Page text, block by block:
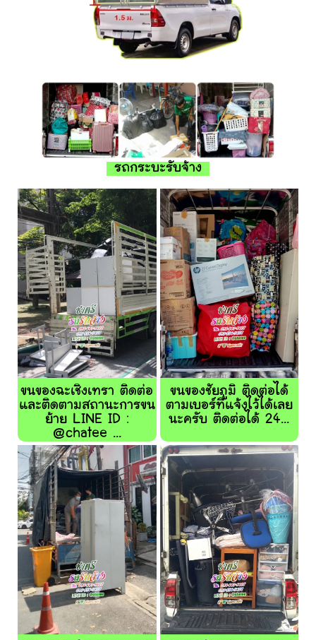
รถกระบะรับจ้าง
ขนของฉะเชิงเทรา ติดต่อ
และติดตามสถานะการขน
ย้าย LINE ID :
@chatee ...
ขนของชัยภูมิ ติดต่อได้
ตามเบอร์ที่แจ้งไว้ได้เลย
นะครับ ติดต่อได้ 24...